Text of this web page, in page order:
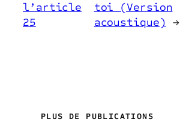
l’article
25
toi (Version
acoustique) →
PLUS DE PUBLICATIONS